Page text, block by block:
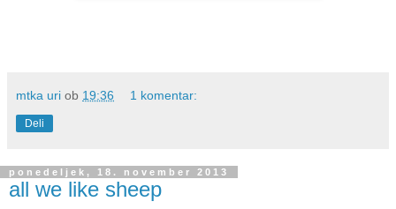
mtka uri ob 19:36 1 komentar:
Deli
ponedeljek, 18. november 2013
all we like sheep